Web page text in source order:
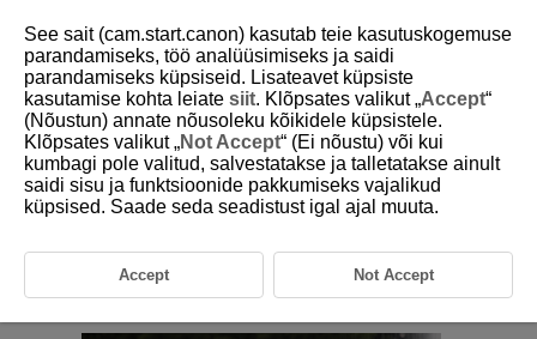
D180-047
Tv: säriaja etteandega
automaatsäri
heledusele õige särituse saavutamiseks automaatselt avaarvu. Lühem
säriaeg võimaldab kiirelt liikuva objekti pildil peatada. Pikema säriajaga
aga saate pildile jäädvustada liikumise illusiooni.
See sait (cam.start.canon) kasutab teie kasutuskogemuse
parandamiseks, töö analüüsimiseks ja saidi
parandamiseks küpsiseid. Lisateavet küpsiste
kasutamise kohta leiate siit. Klõpsates valikut „Accept“
(Nõustun) annate nõusoleku kõikidele küpsistele.
Klõpsates valikut „Not Accept“ (Ei nõustu) või kui
kumbagi pole valitud, salvestatakse ja talletatakse ainult
saidi sisu ja funktsioonide pakkumiseks vajalikud
küpsised. Saade seda seadistust igal ajal muuta.
Accept Not Accept